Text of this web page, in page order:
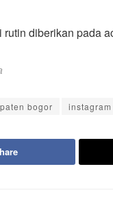
rutin diberikan pada
bogor instagram